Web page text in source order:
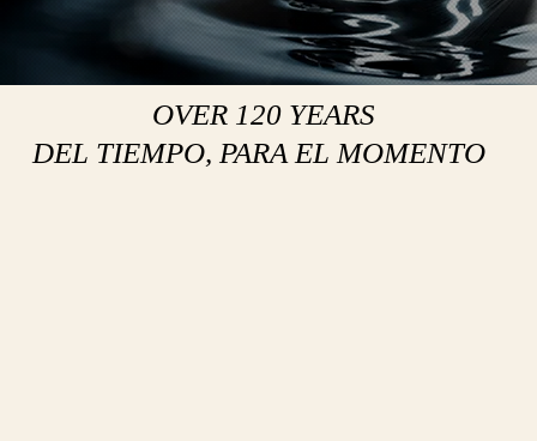
DEL TIEMPO, PARA EL MOMENTO
OVER 120 YEARS